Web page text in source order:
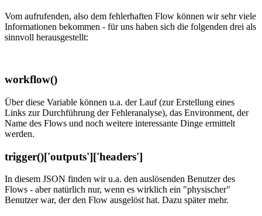
Vom aufrufenden, also dem fehlerhaften Flow können wir sehr viele
Informationen bekommen - für uns haben sich die folgenden drei als
sinnvoll herausgestellt:
workflow()
Über diese Variable können u.a. der Lauf (zur Erstellung eines
Links zur Durchführung der Fehleranalyse), das Environment, der
Name des Flows und noch weitere interessante Dinge ermittelt
werden.
trigger()['outputs']['headers']
In diesem JSON finden wir u.a. den auslösenden Benutzer des
Flows - aber natürlich nur, wenn es wirklich ein "physischer"
Benutzer war, der den Flow ausgelöst hat. Dazu später mehr.